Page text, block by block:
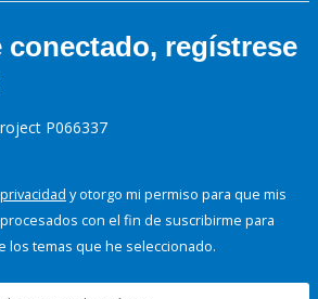
conectado, regístrese
P066337
privacidad y otorgo mi permiso para que mis
con el fin de suscribirme para
los temas que he seleccionado.